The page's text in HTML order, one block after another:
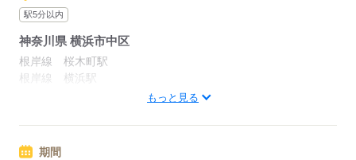
ご紹介することも可能です◎
◆交通費支給（規定有）
応募する
駅5分以内
神奈川県 横浜市中区
根岸線 桜木町駅
根岸線 横浜駅
もっと見る
期間